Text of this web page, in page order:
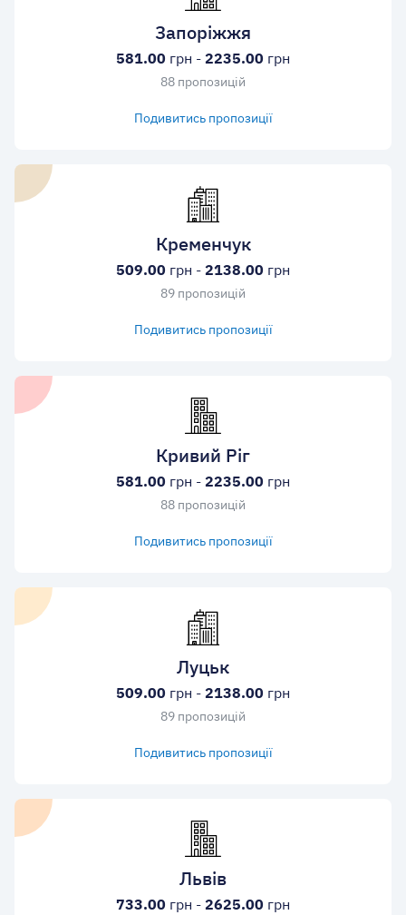
Запоріжжя
581.00 грн - 2235.00 грн
88 пропозицій
Подивитись пропозиції
Кременчук
509.00 грн - 2138.00 грн
89 пропозицій
Подивитись пропозиції
Кривий Ріг
581.00 грн - 2235.00 грн
88 пропозицій
Подивитись пропозиції
Луцьк
509.00 грн - 2138.00 грн
89 пропозицій
Подивитись пропозиції
Львів
733.00 грн - 2625.00 грн